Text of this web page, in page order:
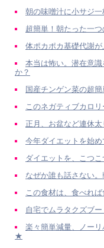
朝の味噌汁に小サジ
超簡単！朝たった一
体ポカポカ基礎代謝
本当は怖い。潜在意
か？
国産チンゲン菜の超
このネガティブカロ
正月、お盆など連休太
今年ダイエットを始
ダイエットを、こつ
なぜか誰も話さない
この食材は、食べれ
自宅でムラタクズブ
楽々簡単減量、ノー
★